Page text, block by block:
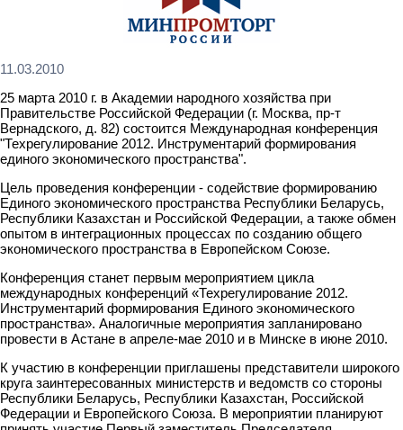
11.03.2010
25 марта 2010 г. в Академии народного хозяйства при
Правительстве Российской Федерации (г. Москва, пр-т
Вернадского, д. 82) состоится Международная конференция
"Техрегулирование 2012. Инструментарий формирования
единого экономического пространства".
Цель проведения конференции - содействие формированию
Единого экономического пространства Республики Беларусь,
Республики Казахстан и Российской Федерации, а также обмен
опытом в интеграционных процессах по созданию общего
экономического пространства в Европейском Союзе.
Конференция станет первым мероприятием цикла
международных конференций «Техрегулирование 2012.
Инструментарий формирования Единого экономического
пространства». Аналогичные мероприятия запланировано
провести в Астане в апреле-мае 2010 и в Минске в июне 2010.
К участию в конференции приглашены представители широкого
круга заинтересованных министерств и ведомств со стороны
Республики Беларусь, Республики Казахстан, Российской
Федерации и Европейского Союза. В мероприятии планируют